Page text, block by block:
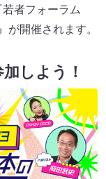
者フォーラム
が開催されます。
しよう！